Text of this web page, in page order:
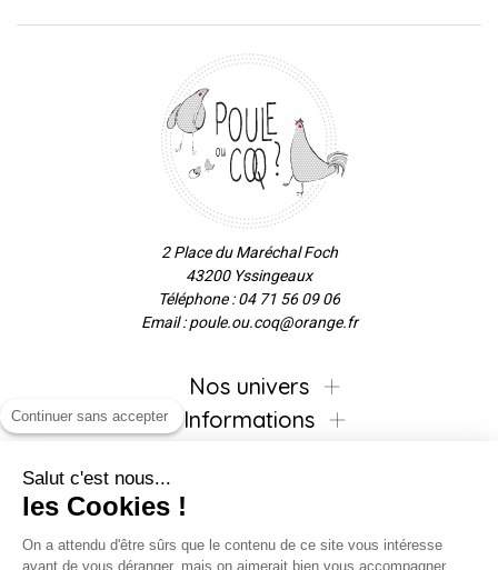
2 Place du Maréchal Foch
43200 Yssingeaux
Téléphone : 04 71 56 09 06
Email : poule.ou.coq@orange.fr
Nos univers
Informations
Inscrivez-vous à la newsletter !
Continuer sans accepter
Salut c'est nous...
les Cookies !
On a attendu d'être sûrs que le contenu de ce site vous intéresse
avant de vous déranger, mais on aimerait bien vous accompagner